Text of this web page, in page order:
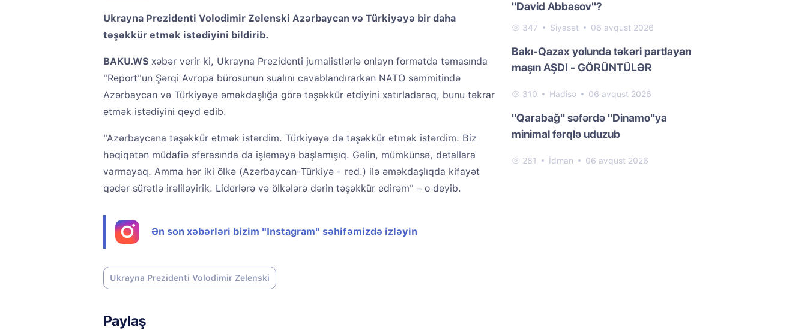
Ukrayna Prezidenti Volodimir Zelenski Azərbaycan və Türkiyəyə bir daha
təşəkkür etmək istədiyini bildirib.
BAKU.WS xəbər verir ki, Ukrayna Prezidenti jurnalistlərlə onlayn formatda təmasında
"Report"un Şərqi Avropa bürosunun sualını cavablandırarkən NATO sammitində
Azərbaycan və Türkiyəyə əməkdaşlığa görə təşəkkür etdiyini xatırladaraq, bunu təkrar
etmək istədiyini qeyd edib.
"Azərbaycana təşəkkür etmək istərdim. Türkiyəyə də təşəkkür etmək istərdim. Biz
həqiqətən müdafiə sferasında da işləməyə başlamışıq. Gəlin, mümkünsə, detallara
varmayaq. Amma hər iki ölkə (Azərbaycan-Türkiyə - red.) ilə əməkdaşlıqda kifayət
qədər sürətlə irəliləyirik. Liderlərə və ölkələrə dərin təşəkkür edirəm" – o deyib.
Ən son xəbərləri bizim "Instagram" səhifəmizdə izləyin
Ukrayna Prezidenti Volodimir Zelenski
Paylaş
"David Abbasov"?
347 Siyasət 06 avqust 2026
Bakı-Qazax yolunda təkəri partlayan
maşın AŞDI - GÖRÜNTÜLƏR
310 Hadisə 06 avqust 2026
"Qarabağ" səfərdə "Dinamo"ya
minimal fərqlə uduzub
281 İdman 06 avqust 2026